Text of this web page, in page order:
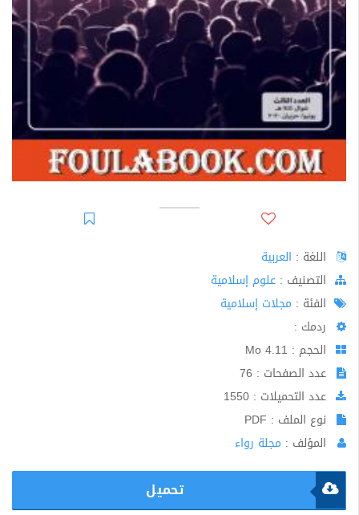
اللغة : العربية
اﻟﺘﺼﻨﻴﻒ : علوم إسلامية
الفئة : مجلات إسلامية
ردمك :
الحجم : 4.11 Mo
عدد الصفحات : 76
عدد التحميلات : 1550
نوع الملف : PDF
المؤلف : مجلة رواء
تحميل